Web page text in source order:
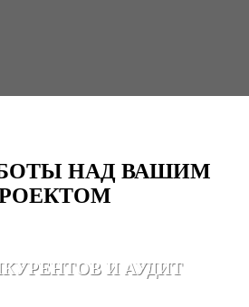
НАД ВАШИМ
И АУДИТ